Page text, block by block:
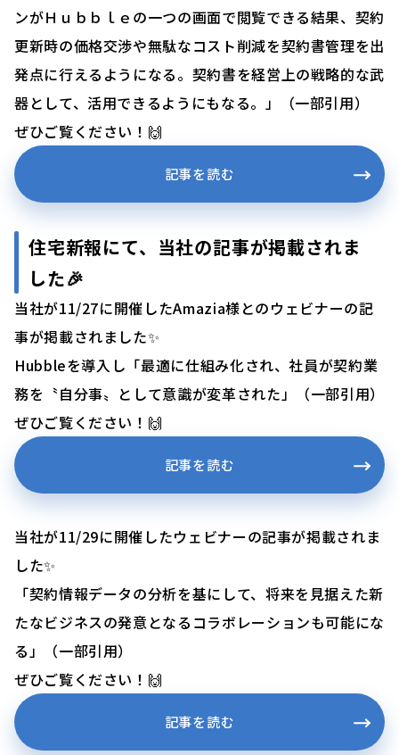
ンがＨｕｂｂｌｅの一つの画面で閲覧できる結果、契約
更新時の価格交渉や無駄なコスト削減を契約書管理を出
発点に行えるようになる。契約書を経営上の戦略的な武
器として、活用できるようにもなる。」（一部引用）
ぜひご覧ください！🙌
記事を読む
住宅新報にて、当社の記事が掲載されま
した🎉
当社が11/27に開催したAmazia様とのウェビナーの記
事が掲載されました✨
Hubbleを導入し「最適に仕組み化され、社員が契約業
務を〝自分事〟として意識が変革された」（一部引用）
ぜひご覧ください！🙌
記事を読む
当社が11/29に開催したウェビナーの記事が掲載されま
した✨
「契約情報データの分析を基にして、将来を見据えた新
たなビジネスの発意となるコラボレーションも可能にな
る」（一部引用）
ぜひご覧ください！🙌
記事を読む